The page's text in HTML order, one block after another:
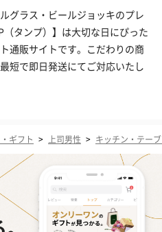
グラス・ビールジョッキのプレ
タンプ）】は大切な日にぴった
通販サイトです。こだわりの商
短で即日発送にてご対応いたし
ギフト > 上司男性 > キッチン・テー